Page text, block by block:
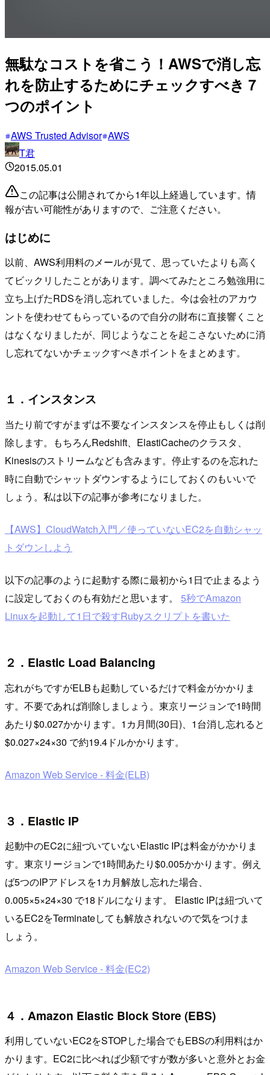
無駄なコストを省こう！AWSで消し忘
れを防止するためにチェックすべき７
つのポイント
AWS Trusted Advisor AWS
T君
2015.05.01
この記事は公開されてから1年以上経過しています。情
報が古い可能性がありますので、ご注意ください。
はじめに
以前、AWS利用料のメールが見て、思っていたよりも高く
てビックリしたことがあります。調べてみたところ勉強用に
立ち上げたRDSを消し忘れていました。今は会社のアカウ
ントを使わせてもらっているので自分の財布に直接響くこと
はなくなりましたが、同じようなことを起こさないために消
し忘れてないかチェックすべきポイントをまとめます。
１．インスタンス
当たり前ですがまずは不要なインスタンスを停止もしくは削
除します。もちろんRedshift、ElastiCacheのクラスタ、
Kinesisのストリームなども含みます。停止するのを忘れた
時に自動でシャットダウンするようにしておくのもいいで
しょう。私は以下の記事が参考になりました。
【AWS】CloudWatch入門／使っていないEC2を自動シャッ
トダウンしよう
以下の記事のように起動する際に最初から1日で止まるよう
に設定しておくのも有効だと思います。 5秒でAmazon
Linuxを起動して1日で殺すRubyスクリプトを書いた
２．Elastic Load Balancing
忘れがちですがELBも起動しているだけで料金がかかりま
す。不要であれば削除しましょう。東京リージョンで1時間
あたり$0.027かかります。1カ月間(30日)、1台消し忘れると
$0.027×24×30 で約19.4ドルかかります。
Amazon Web Service - 料金(ELB)
３．Elastic IP
起動中のEC2に紐づいていないElastic IPは料金がかかりま
す。東京リージョンで1時間あたり$0.005かかります。例え
ば5つのIPアドレスを1カ月解放し忘れた場合、
0.005×5×24×30 で18ドルになります。 Elastic IPは紐づいて
いるEC2をTerminateしても解放されないので気をつけま
しょう。
Amazon Web Service - 料金(EC2)
４．Amazon Elastic Block Store (EBS)
利用していないEC2をSTOPした場合でもEBSの利用料はか
かります。EC2に比べれば少額ですが数が多いと意外とお金